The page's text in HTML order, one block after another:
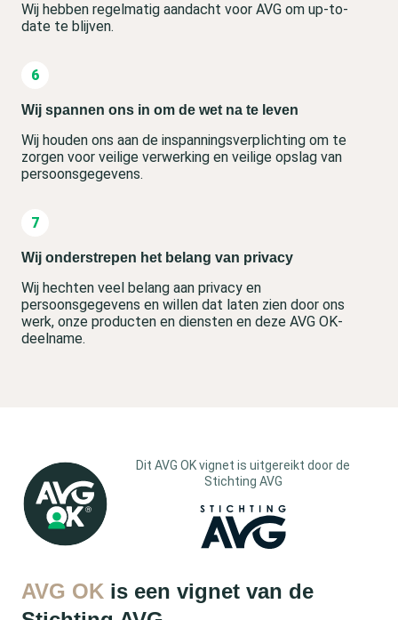
Wij hebben regelmatig aandacht voor AVG om up-to-
date te blijven.
Wij spannen ons in om de wet na te leven
Wij houden ons aan de inspanningsverplichting om te
zorgen voor veilige verwerking en veilige opslag van
persoonsgegevens.
Wij onderstrepen het belang van privacy
Wij hechten veel belang aan privacy en
persoonsgegevens en willen dat laten zien door ons
werk, onze producten en diensten en deze AVG OK-
deelname.
Dit AVG OK vignet is uitgereikt door de
Stichting AVG
AVG OK is een vignet van de